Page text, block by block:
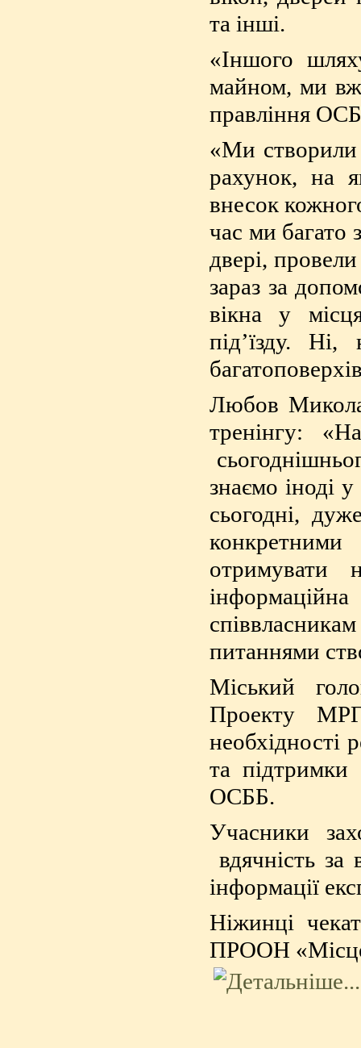
та інші.
«Іншого
майном, ми
правління
«Ми створили
рахунок, на
внесок
час ми багато
двері,
зараз за
вікна у
під’їзду.
Любов
тренінгу:
знаємо іноді
сьогодні,
отримувати
питаннями
Міський
Проекту
та підтримки
ОСББ.
Учасники
вдячність
інформації
Ніжинці
ПРООН